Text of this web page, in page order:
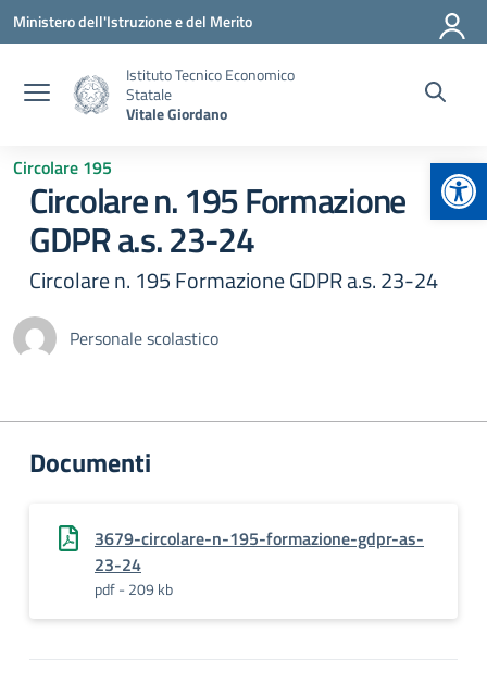
Vai ai contenuti
Vai al menu di navigazione
Vai al footer
Ministero dell'Istruzione e del Merito
Istituto Tecnico Economico
Statale
Vitale Giordano
Circolare 195
Circolare n. 195 Formazione
GDPR a.s. 23-24
Circolare n. 195 Formazione GDPR a.s. 23-24
Personale scolastico
Documenti
3679-circolare-n-195-formazione-gdpr-as-
23-24
pdf - 209 kb